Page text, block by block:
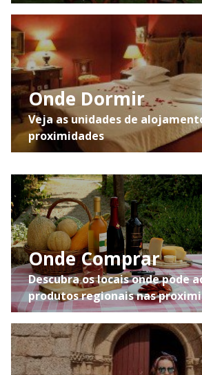
Onde Dormir
Veja as unidades de
proximidades
Onde Comprar
Descubra os locais onde pode
produtos regionais nas